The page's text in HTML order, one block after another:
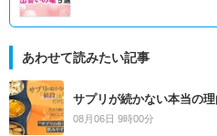
あわせて読みたい記事
サプリが続かない本当の
08月06日 9時00分